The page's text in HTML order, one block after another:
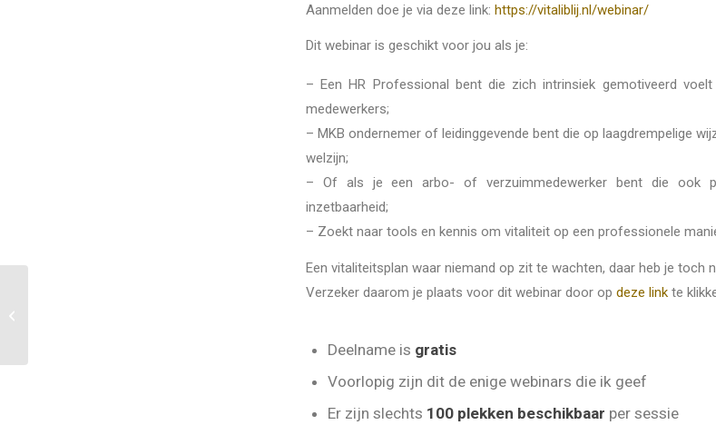
Aanmelden doe je via deze link: https://vitaliblij.nl/webinar/
Dit webinar is geschikt voor jou als je:
– Een HR Professional bent die zich intrinsiek gemotiveerd
medewerkers;
– MKB ondernemer of leidinggevende bent die op laagdrempelige
welzijn;
– Of als je een arbo- of verzuimmedewerker bent die ook
inzetbaarheid;
– Zoekt naar tools en kennis om vitaliteit op een professionele
Een vitaliteitsplan waar niemand op zit te wachten, daar heb je toch
Verzeker daarom je plaats voor dit webinar door op deze link te
Deelname is gratis
Voorlopig zijn dit de enige webinars die ik geef
Er zijn slechts 100 plekken beschikbaar per sessie